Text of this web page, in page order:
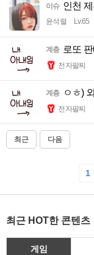
이슈 인천
윤석렬 Lv.65
계층 로또
전자팔찌
계층 ㅇㅎ)
전자팔찌
최근 다음
1
최근 HOT한 콘텐츠
게임